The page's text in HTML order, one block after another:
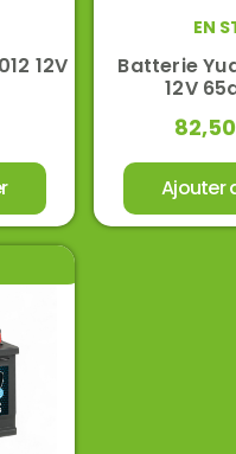
12V
EN
Batterie
12V
82,50
Ajouter